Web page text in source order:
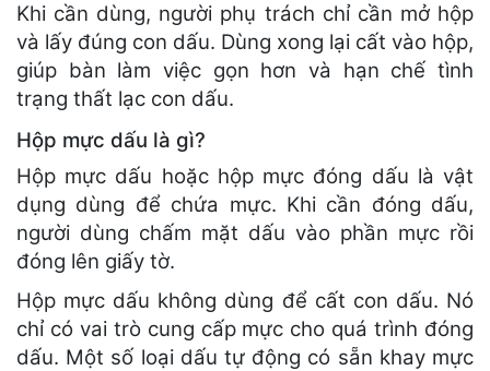
Khi cần dùng, người phụ trách chỉ cần mở hộp
và lấy đúng con dấu. Dùng xong lại cất vào hộp,
giúp bàn làm việc gọn hơn và hạn chế tình
trạng thất lạc con dấu.
Hộp mực dấu là gì?
Hộp mực dấu hoặc hộp mực đóng dấu là vật
dụng dùng để chứa mực. Khi cần đóng dấu,
người dùng chấm mặt dấu vào phần mực rồi
đóng lên giấy tờ.
Hộp mực dấu không dùng để cất con dấu. Nó
chỉ có vai trò cung cấp mực cho quá trình đóng
dấu. Một số loại dấu tự động có sẵn khay mực